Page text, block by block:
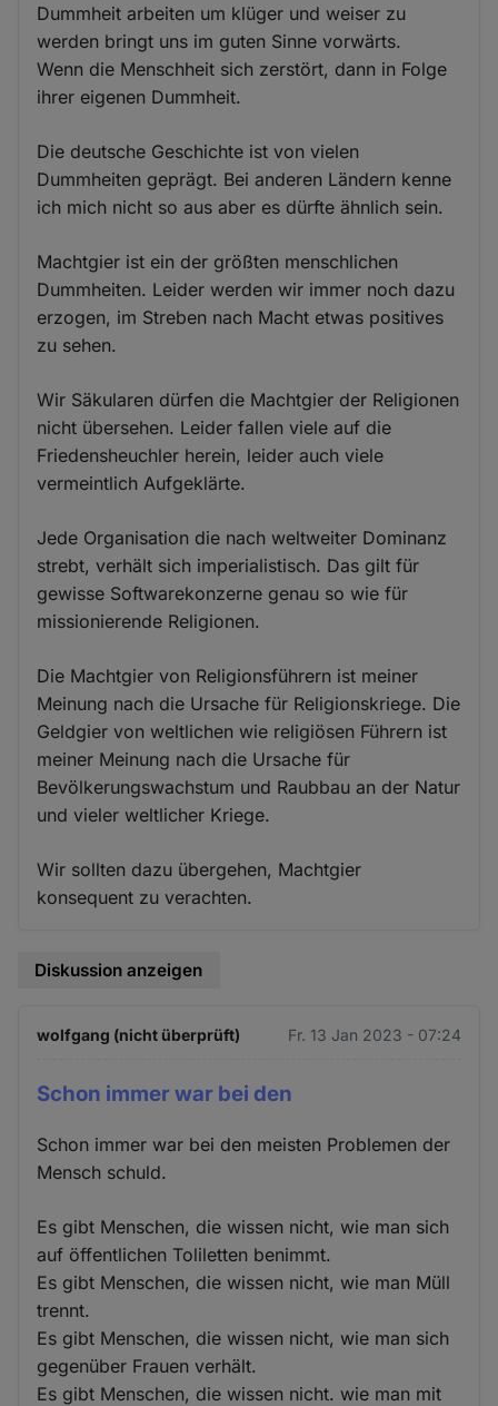
Dummheit arbeiten um klüger und weiser zu
werden bringt uns im guten Sinne vorwärts.
Wenn die Menschheit sich zerstört, dann in Folge
ihrer eigenen Dummheit.
Die deutsche Geschichte ist von vielen
Dummheiten geprägt. Bei anderen Ländern kenne
ich mich nicht so aus aber es dürfte ähnlich sein.
Machtgier ist ein der größten menschlichen
Dummheiten. Leider werden wir immer noch dazu
erzogen, im Streben nach Macht etwas positives
zu sehen.
Wir Säkularen dürfen die Machtgier der Religionen
nicht übersehen. Leider fallen viele auf die
Friedensheuchler herein, leider auch viele
vermeintlich Aufgeklärte.
Jede Organisation die nach weltweiter Dominanz
strebt, verhält sich imperialistisch. Das gilt für
gewisse Softwarekonzerne genau so wie für
missionierende Religionen.
Die Machtgier von Religionsführern ist meiner
Meinung nach die Ursache für Religionskriege. Die
Geldgier von weltlichen wie religiösen Führern ist
meiner Meinung nach die Ursache für
Bevölkerungswachstum und Raubbau an der Natur
und vieler weltlicher Kriege.
Wir sollten dazu übergehen, Machtgier
konsequent zu verachten.
Diskussion anzeigen
wolfgang (nicht überprüft) Fr. 13 Jan 2023 - 07:24
Schon immer war bei den
Schon immer war bei den meisten Problemen der
Mensch schuld.
Es gibt Menschen, die wissen nicht, wie man sich
auf öffentlichen Toliletten benimmt.
Es gibt Menschen, die wissen nicht, wie man Müll
trennt.
Es gibt Menschen, die wissen nicht, wie man sich
gegenüber Frauen verhält.
Es gibt Menschen, die wissen nicht. wie man mit